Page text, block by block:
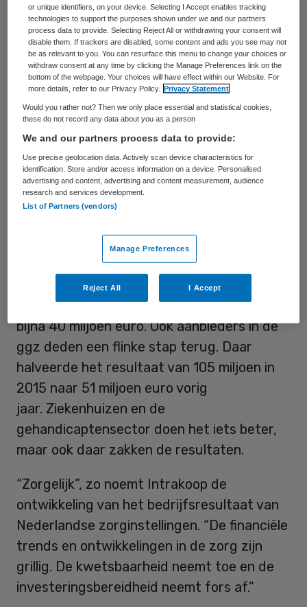
zagen hun rendement sinds 2012 dalen,
toen nog een plus van 2 procent werd
behaald. De resultaten staan onder druk,
vooral door toenemende overhead- en
accountantskosten en reorganisaties na
het afstoten van locaties.
Dit blijkt uit een analyse
van jaarverslagen
van ruim duizend zorginstellingen over de
periode 2011-2016 door Intrakoop, de
inkoopcoöperatie van de zorg.
Met name de vvt-sector heeft het de
laatste jaren zwaar, schrijft Intrakoop. De
sector behaalde in 2016 een nettoresultaat
van -0,3 procent, oftewel een verlies van
bijna 40 miljoen euro. Ook aanbieders in de
ggz deden een flinke stap terug. Daar
halveerde het resultaat van 105 miljoen in
2015 naar 51 miljoen euro vorig
jaar. Ziekenhuizen en de
gehandicaptensector doen het iets beter,
maar ook daar zakken de resultaten.
“Zorgelijk”, zo noemt Intrakoop de
ontwikkeling van het bedrijfsresultaat van
Nederlandse zorginstellingen. “De financiële
trends en ontwikkelingen in de zorg zijn
grillig. De kwetsbaarheid neemt toe en de
investeringsbereidheid neemt fors af.”
or unique identifiers, on your device. Selecting I Accept enables tracking
technologies to support the purposes shown under we and our partners
process data to provide. Selecting Reject All or withdrawing your consent will
disable them. If trackers are disabled, some content and ads you see may not
be as relevant to you. You can resurface this menu to change your choices or
withdraw consent at any time by clicking the Manage Preferences link on the
bottom of the webpage. Your choices will have effect within our Website. For
more details, refer to our Privacy Policy.
Privacy Statement
Would you rather not? Then we only place essential and statistical cookies,
these do not record any data about you as a person
We and our partners process data to provide:
Use precise geolocation data. Actively scan device characteristics for
identification. Store and/or access information on a device. Personalised
advertising and content, advertising and content measurement, audience
research and services development.
List of Partners (vendors)
Manage Preferences
Reject All I Accept